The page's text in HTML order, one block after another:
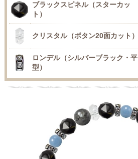
ブラックスピネル（スターカッ
ト）
クリスタル（ボタン20面カット）
ロンデル（シルバーブラック・平
型）